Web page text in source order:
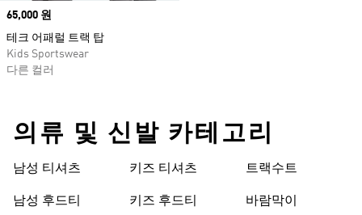
Price
65,000 원
테크 어패럴 트랙 탑
Kids Sportswear
다른 컬러
의류 및 신발 카테고리
남성 티셔츠
남성 후드티
키즈 티셔츠
키즈 후드티
트랙수트
바람막이